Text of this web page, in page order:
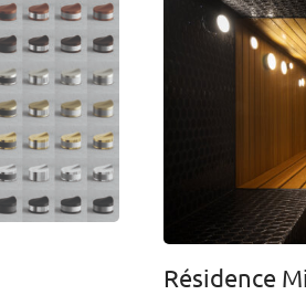
Résidence